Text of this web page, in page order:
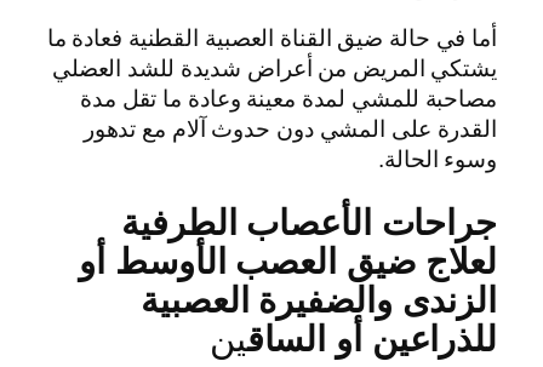
أما في حالة ضيق القناة العصبية القطنية فعادة ما
يشتكي المريض من أعراض شديدة للشد العضلي
مصاحبة للمشي لمدة معينة وعادة ما تقل مدة
القدرة على المشي دون حدوث آلام مع تدهور
وسوء الحالة.
جراحات الأعصاب الطرفية
لعلاج ضيق العصب الأوسط أو
الزندى والضفيرة العصبية
للذراعين أو الساقين